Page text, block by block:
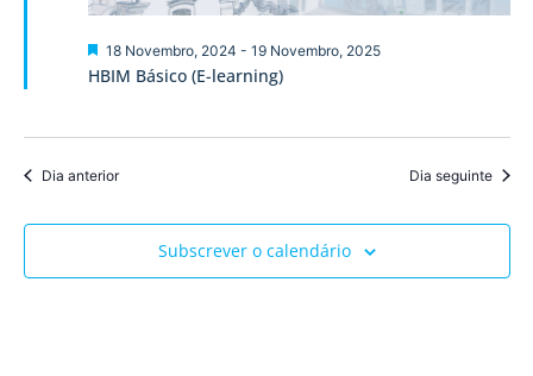
HBIM Básico (E-learning)
Destaque
18 Novembro, 2024 - 19 Novembro, 2025
Dia anterior Dia seguinte
Subscrever o calendário